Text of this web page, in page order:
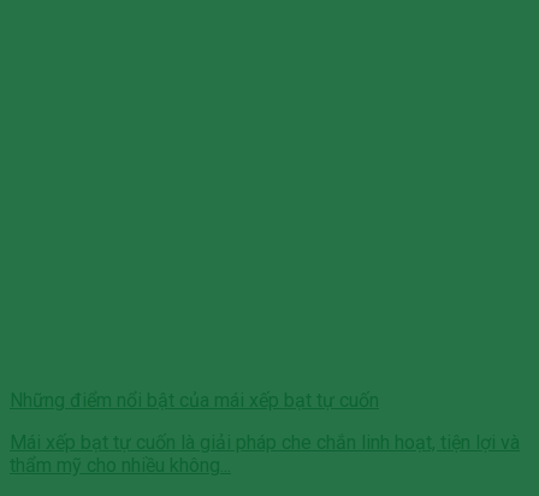
Những điểm nổi bật của mái xếp bạt tự cuốn
Mái xếp bạt tự cuốn là giải pháp che chắn linh hoạt, tiện lợi và
thẩm mỹ cho nhiều không...